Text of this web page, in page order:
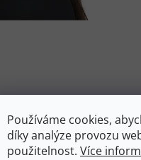
Používáme cookies,
díky analýze provozu
použitelnost. Více